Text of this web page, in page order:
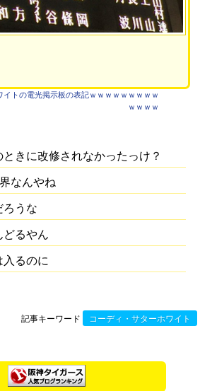
イトの電光掲示板の表記ｗｗｗｗｗｗｗｗｗ
ｗｗｗｗ
きに改修されなかったっけ？
なんやね
ろうな
どるやん
入るのに
記事キーワード コーディ・サターホワイト